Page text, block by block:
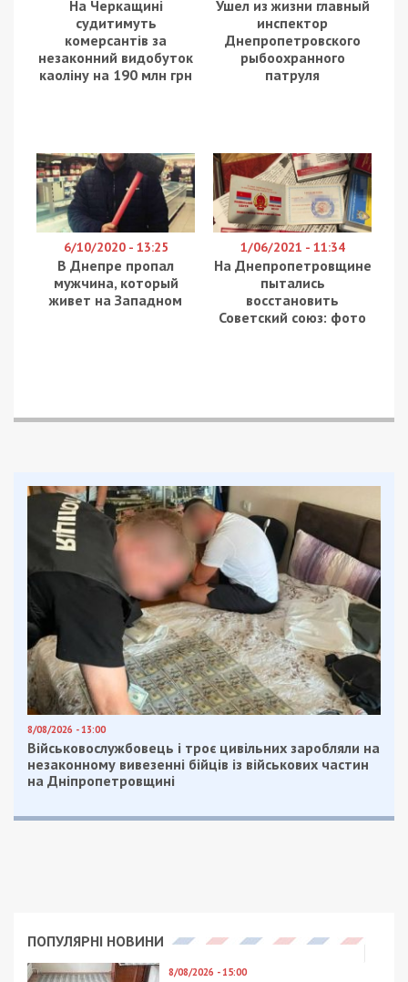
На Черкащині
судитимуть
комерсантів за
незаконний видобуток
каоліну на 190 млн грн
Ушел из жизни главный
инспектор
Днепропетровского
рыбоохранного
патруля
6/10/2020 - 13:25
В Днепре пропал
мужчина, который
живет на Западном
1/06/2021 - 11:34
На Днепропетровщине
пытались
восстановить
Советский союз: фото
8/08/2026 - 13:00
Військовослужбовець і троє цивільних заробляли на
незаконному вивезенні бійців із військових частин
на Дніпропетровщині
ПОПУЛЯРНІ НОВИНИ
8/08/2026 - 15:00